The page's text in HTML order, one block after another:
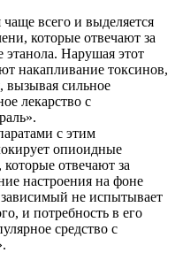
всего и выделяется
которые отвечают за
этанола. Нарушая этот
накапливание токсинов,
вызывая сильное
лекарство с
с этим
опиоидные
отвечают за
настроения на фоне
не испытывает
и потребность в его
средство с